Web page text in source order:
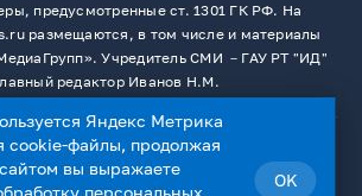
предусмотренные ст. 1301 ГК РФ. На
размещаются, в том числе и материалы
Учредитель СМИ －ГАУ РТ "ИД"
редактор Иванов Н.М.
12+
Яндекс Метрика
cookie-файлы, продолжая
вы выражаете
персональных
OK